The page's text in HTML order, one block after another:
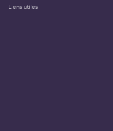
Liens utiles